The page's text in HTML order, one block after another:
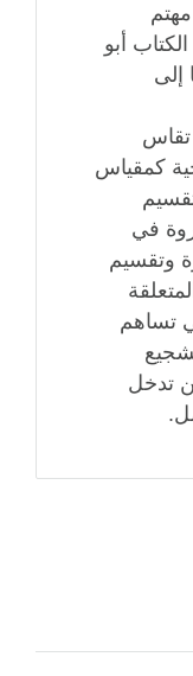
أبو
إلى
تقاس
كمقياس
في
وتقسيم
تساهم
تدخل